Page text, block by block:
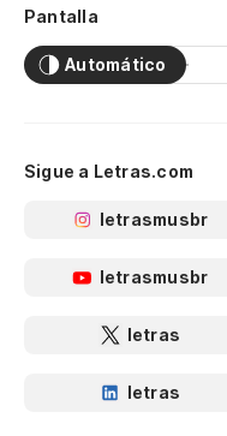
Pantalla
Automático
Sigue a Letras.com
letrasmusbr
letrasmusbr
letras
letras